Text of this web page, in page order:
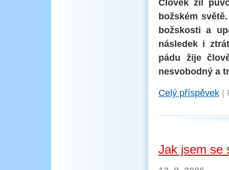
Člověk žil
božském
božskosti a
následek i
pádu žije
nesvobodný a
Celý příspěvek
Jak jsem se